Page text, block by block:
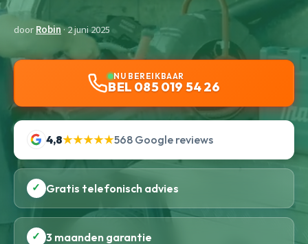
doorRobin· 2 juni 2025
NU BEREIKBAAR
BEL 085 019 54 26
4,8★★★★★568 Google reviews
✓ Gratis telefonisch advies
✓ 3 maanden garantie